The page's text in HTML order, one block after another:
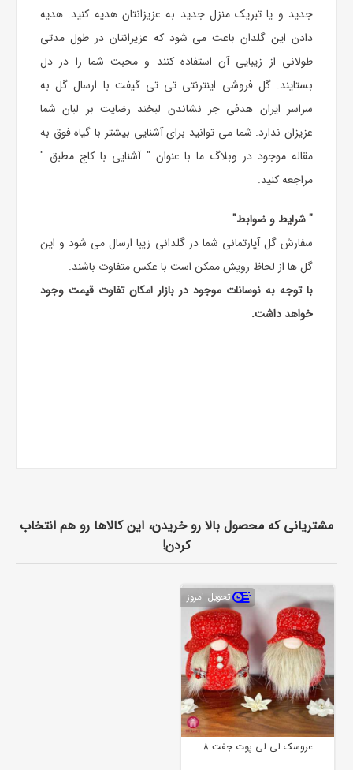
جدید و یا تبریک منزل جدید به عزیزانتان هدیه کنید. هدیه
دادن این گلدان باعث می شود که عزیزانتان در طول مدتی
طولانی از زیبایی آن استفاده کنند و محبت شما را در دل
بستایند. گل فروشی اینترنتی تی تی گیفت با ارسال گل به
سراسر ایران هدفی جز نشاندن لبخند رضایت بر لبان شما
عزیزان ندارد. شما می توانید برای آشنایی بیشتر با گیاه فوق به
مقاله موجود در وبلاگ ما با عنوان "آشنایی با کاج مطبق "
مراجعه کنید.
" شرایط و ضوابط"
سفارش گل آپارتمانی شما در گلدانی زیبا ارسال می شود و این
گل ها از لحاظ رویش ممکن است با عکس متفاوت باشند.
با توجه به نوسانات موجود در بازار امکان تفاوت قیمت وجود
خواهد داشت.
مشتریانی که محصول بالا رو خریدن، این کالاها رو هم انتخاب
کردن!
تحویل امروز
عروسک لی لی پوت جفت 8